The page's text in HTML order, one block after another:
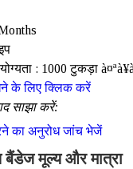
: 1000 टुकड़ा
के लिए क्लिक करें
साझा करें:
का अनुरोध जांच भेजें
मूल्य और मात्रा